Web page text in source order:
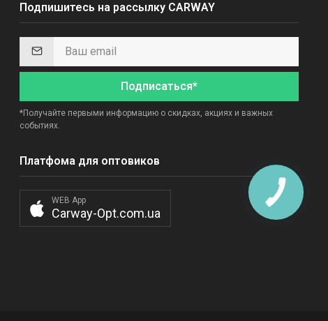
Подпишитесь на рассылку CARWAY
Подписаться*
*Получайте первыми информацию о скидках, акциях и важных
событиях.
Платфома для оптовиков
WEB App
Carway-Opt.com.ua